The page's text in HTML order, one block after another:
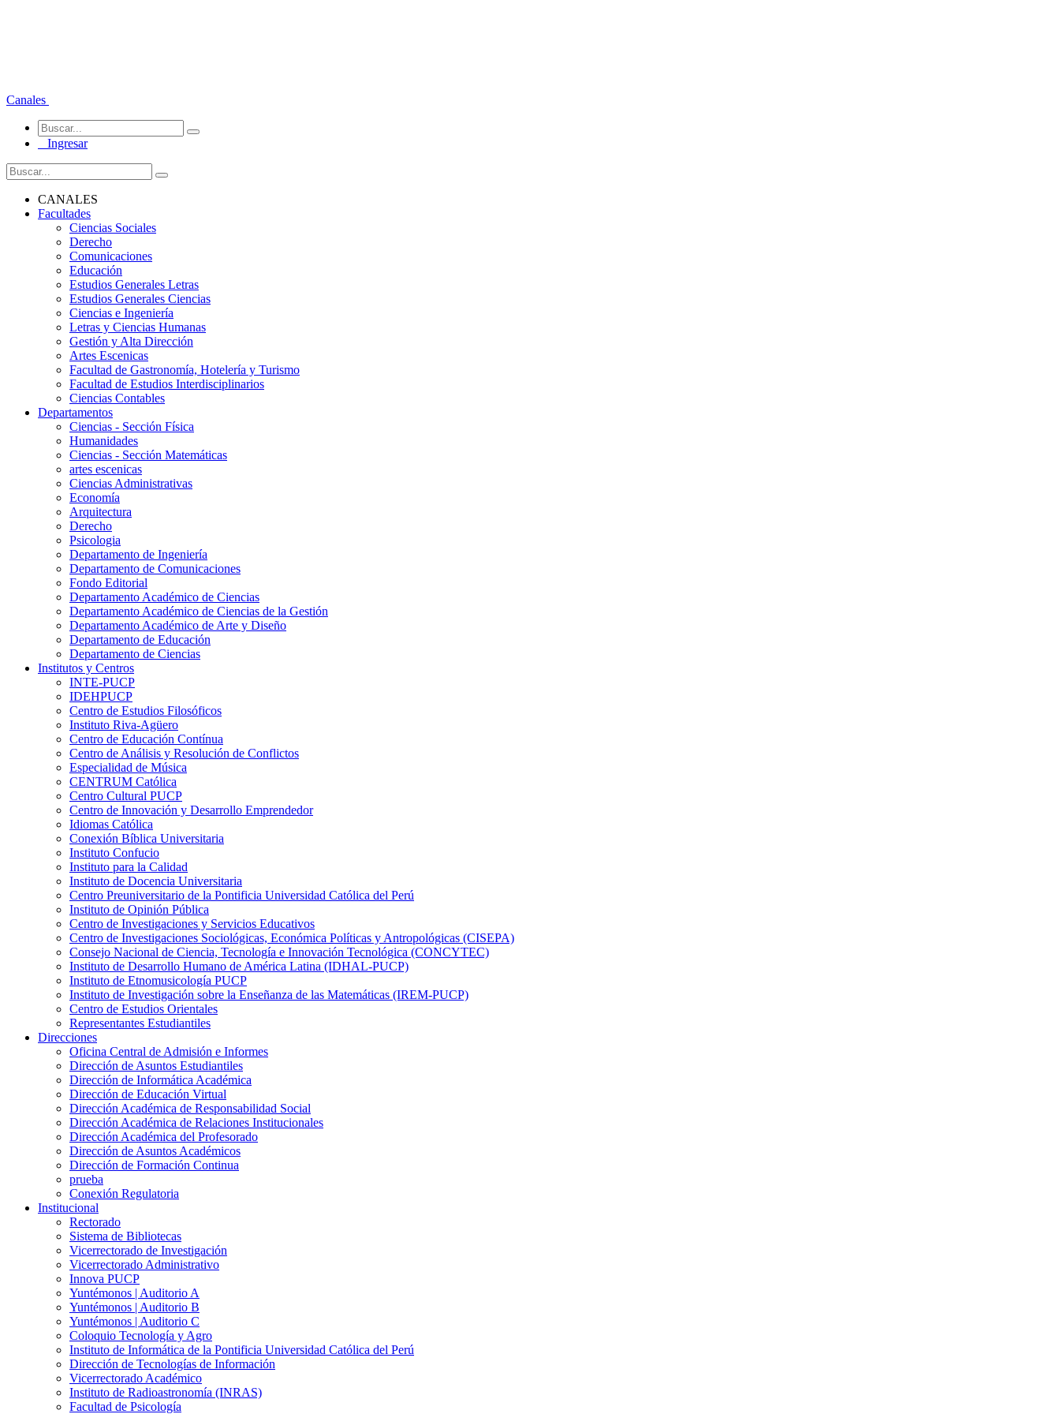
Canales
Ingresar
CANALES
Facultades
Ciencias Sociales
Derecho
Comunicaciones
Educación
Estudios Generales Letras
Estudios Generales Ciencias
Ciencias e Ingeniería
Letras y Ciencias Humanas
Gestión y Alta Dirección
Artes Escenicas
Facultad de Gastronomía, Hotelería y Turismo
Facultad de Estudios Interdisciplinarios
Ciencias Contables
Departamentos
Ciencias - Sección Física
Humanidades
Ciencias - Sección Matemáticas
artes escenicas
Ciencias Administrativas
Economía
Arquitectura
Derecho
Psicologia
Departamento de Ingeniería
Departamento de Comunicaciones
Fondo Editorial
Departamento Académico de Ciencias
Departamento Académico de Ciencias de la Gestión
Departamento Académico de Arte y Diseño
Departamento de Educación
Departamento de Ciencias
Institutos y Centros
INTE-PUCP
IDEHPUCP
Centro de Estudios Filosóficos
Instituto Riva-Agüero
Centro de Educación Contínua
Centro de Análisis y Resolución de Conflictos
Especialidad de Música
CENTRUM Católica
Centro Cultural PUCP
Centro de Innovación y Desarrollo Emprendedor
Idiomas Católica
Conexión Bíblica Universitaria
Instituto Confucio
Instituto para la Calidad
Instituto de Docencia Universitaria
Centro Preuniversitario de la Pontificia Universidad Católica del Perú
Instituto de Opinión Pública
Centro de Investigaciones y Servicios Educativos
Centro de Investigaciones Sociológicas, Económica Políticas y Antropológicas (CISEPA)
Consejo Nacional de Ciencia, Tecnología e Innovación Tecnológica (CONCYTEC)
Instituto de Desarrollo Humano de América Latina (IDHAL-PUCP)
Instituto de Etnomusicología PUCP
Instituto de Investigación sobre la Enseñanza de las Matemáticas (IREM-PUCP)
Centro de Estudios Orientales
Representantes Estudiantiles
Direcciones
Oficina Central de Admisión e Informes
Dirección de Asuntos Estudiantiles
Dirección de Informática Académica
Dirección de Educación Virtual
Dirección Académica de Responsabilidad Social
Dirección Académica de Relaciones Institucionales
Dirección Académica del Profesorado
Dirección de Asuntos Académicos
Dirección de Formación Continua
prueba
Conexión Regulatoria
Institucional
Rectorado
Sistema de Bibliotecas
Vicerrectorado de Investigación
Vicerrectorado Administrativo
Innova PUCP
Yuntémonos | Auditorio A
Yuntémonos | Auditorio B
Yuntémonos | Auditorio C
Coloquio Tecnología y Agro
Instituto de Informática de la Pontificia Universidad Católica del Perú
Dirección de Tecnologías de Información
Vicerrectorado Académico
Instituto de Radioastronomía (INRAS)
Facultad de Psicología